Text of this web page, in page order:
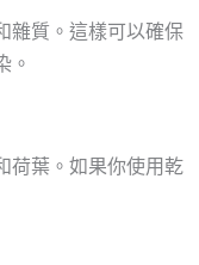
雜質。這樣可以確保
。
荷葉。如果你使用乾